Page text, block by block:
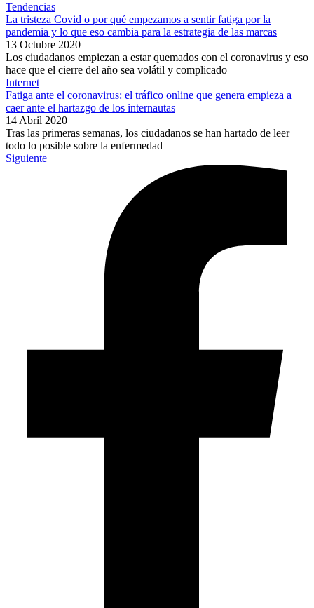
Tendencias
La tristeza Covid o por qué empezamos a sentir fatiga por la
pandemia y lo que eso cambia para la estrategia de las marcas
13 Octubre 2020
Los ciudadanos empiezan a estar quemados con el coronavirus y eso
hace que el cierre del año sea volátil y complicado
Internet
Fatiga ante el coronavirus: el tráfico online que genera empieza a
caer ante el hartazgo de los internautas
14 Abril 2020
Tras las primeras semanas, los ciudadanos se han hartado de leer
todo lo posible sobre la enfermedad
Siguiente